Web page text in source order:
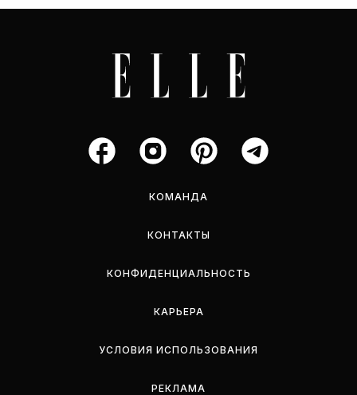
КОМАНДА
КОНТАКТЫ
КОНФИДЕНЦИАЛЬНОСТЬ
КАРЬЕРА
УСЛОВИЯ ИСПОЛЬЗОВАНИЯ
РЕКЛАМА